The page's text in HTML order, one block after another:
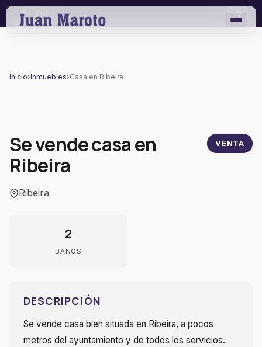
Inicio›Inmuebles›Casa en Ribeira
Se vende casa en
Ribeira
VENTA
Ribeira
2
BAÑOS
DESCRIPCIÓN
Se vende casa bien situada en Ribeira, a pocos
metros del ayuntamiento y de todos los servicios.